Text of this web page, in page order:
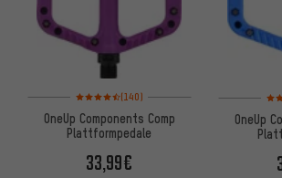
Bewertungen: 4,5 von 5 basierend auf 140
(140)
OneUp Components Comp
Plattformpedale
33,99€
OneUp